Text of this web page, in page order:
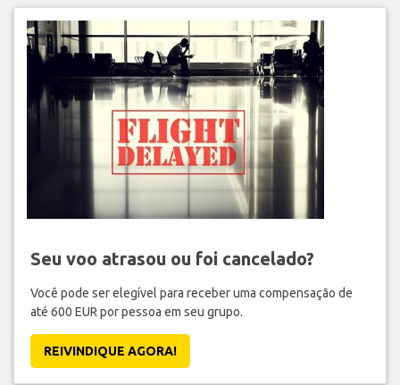
Seu voo atrasou ou foi cancelado?
Você pode ser elegível para receber uma compensação de
até 600 EUR por pessoa em seu grupo.
REIVINDIQUE AGORA!